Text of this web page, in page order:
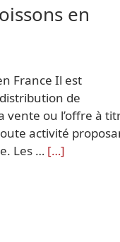
en
France Il est
de
vente ou l’offre à
activité
Les … […]